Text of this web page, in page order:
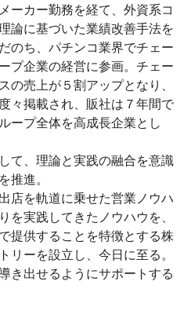
ーカー勤務を経て、外資系コ
論に基づいた業績改善手法を
のち、パチンコ業界でチェー
プ企業の経営に参画。チェー
の売上が５割アップとなり、
々掲載され、販社は７年間で
ープ全体を高成長企業とし
て、理論と実践の融合を意識
推進。
店を軌道に乗せた営業ノウハ
を実践してきたノウハウを、
提供することを特徴とする株
リーを設立し、今日に至る。
き出せるようにサポートする